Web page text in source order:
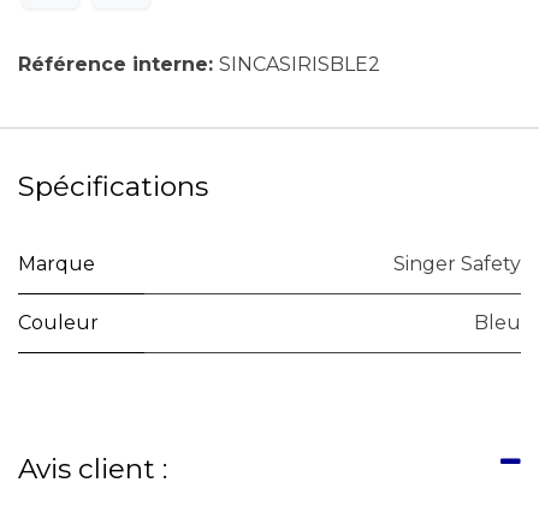
Référence interne: SINCASIRISBLE2
Spécifications
Marque Singer Safety
Couleur Bleu
Avis client :